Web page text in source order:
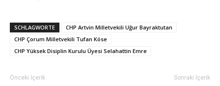
SCHLAGWORTE
CHP Artvin Milletvekili Uğur Bayraktutan
CHP Çorum Milletvekili Tufan Köse
CHP Yüksek Disiplin Kurulu Üyesi Selahattin Emre
Önceki İçerik Sonraki İçerik